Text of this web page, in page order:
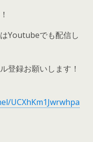
Youtubeでも配信し
登録お願いします！
UCXhKm1Jwrwhpa